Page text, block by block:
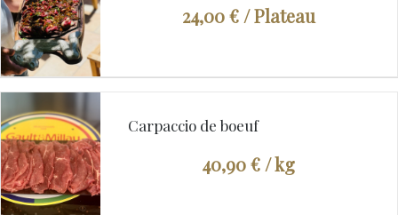
24,00 €/ Plateau
Carpaccio de boeuf
40,90 € / kg